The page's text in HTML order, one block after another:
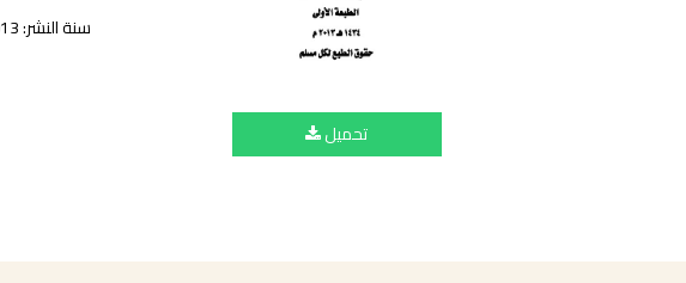
تحميل
سنة النشر: 2013